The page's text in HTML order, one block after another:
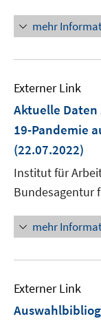
mehr
Externer Link
Aktuelle Daten
19-Pandemie
(22.07.2022)
Institut für
Bundesagentur
mehr
Externer Link